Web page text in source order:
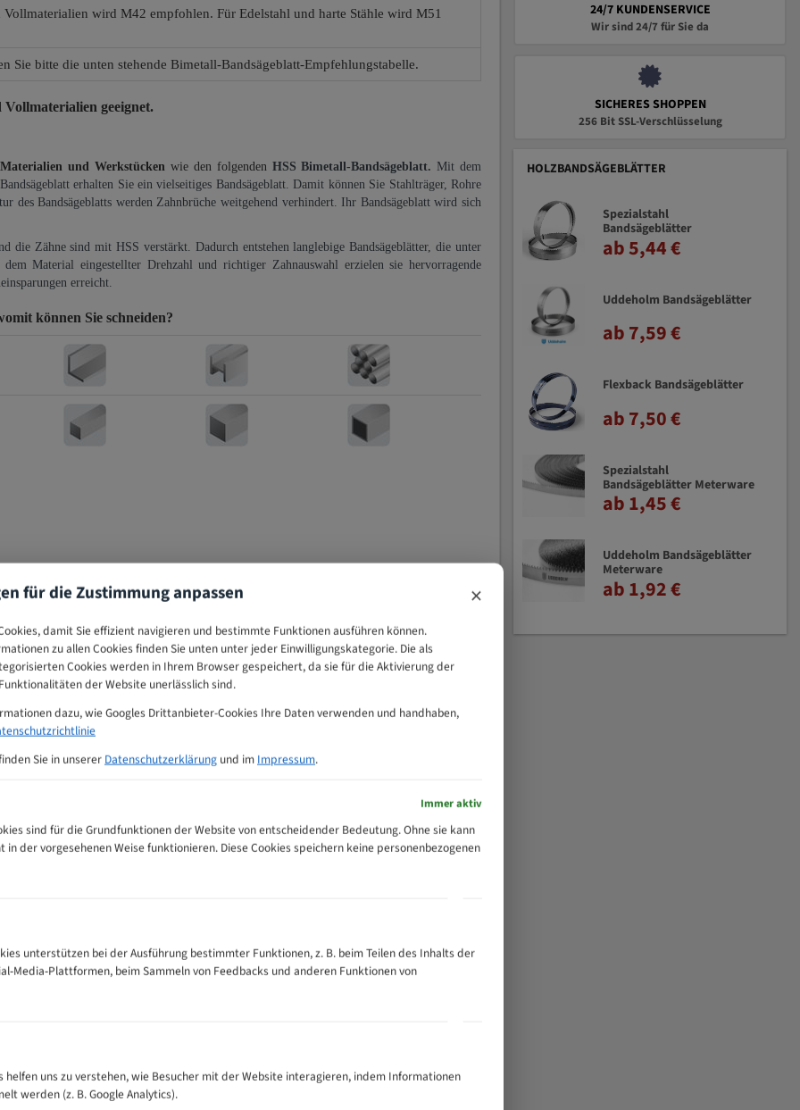
wird M42 empfohlen. Für Edelstahl und harte Stähle wird M51
Sie bitte die unten stehende Bimetall-Bandsägeblatt-Empfehlungstabelle.
geeignet.
und Werkstücken wie den folgenden HSS Bimetall-Bandsägeblatt. Mit dem
erhalten Sie ein vielseitiges Bandsägeblatt. Damit können Sie Stahlträger, Rohre
des Bandsägeblatts werden Zahnbrüche weitgehend verhindert. Ihr Bandsägeblatt wird sich
die Zähne sind mit HSS verstärkt. Dadurch entstehen langlebige Bandsägeblätter, die unter
Material eingestellter Drehzahl und richtiger Zahnauswahl erzielen sie hervorragende
erreicht.
können Sie schneiden?
Tabelle
300
500
M (mm)
Zähne pro
Zoll (ZpZ))
24/7 KUNDENSERVICE
Wir sind 24/7 für Sie da
SICHERES SHOPPEN
256 Bit SSL-Verschlüsselung
HOLZBANDSÄGEBLÄTTER
Spezialstahl
Bandsägeblätter
ab 5,44 €
Uddeholm Bandsägeblätter
ab 7,59 €
Flexback Bandsägeblätter
ab 7,50 €
Spezialstahl
Bandsägeblätter Meterware
ab 1,45 €
Uddeholm Bandsägeblätter
Meterware
ab 1,92 €
für die Zustimmung anpassen ×
damit Sie effizient navigieren und bestimmte Funktionen ausführen können.
zu allen Cookies finden Sie unten unter jeder Einwilligungskategorie. Die als
Cookies werden in Ihrem Browser gespeichert, da sie für die Aktivierung der
der Website unerlässlich sind.
dazu, wie Googles Drittanbieter-Cookies Ihre Daten verwenden und handhaben,
Sie in unserer Datenschutzerklärung und im Impressum.
Immer aktiv
sind für die Grundfunktionen der Website von entscheidender Bedeutung. Ohne sie kann
in der vorgesehenen Weise funktionieren. Diese Cookies speichern keine personenbezogenen
unterstützen bei der Ausführung bestimmter Funktionen, z. B. beim Teilen des Inhalts der
Media-Plattformen, beim Sammeln von Feedbacks und anderen Funktionen von
helfen uns zu verstehen, wie Besucher mit der Website interagieren, indem Informationen
werden (z. B. Google Analytics).